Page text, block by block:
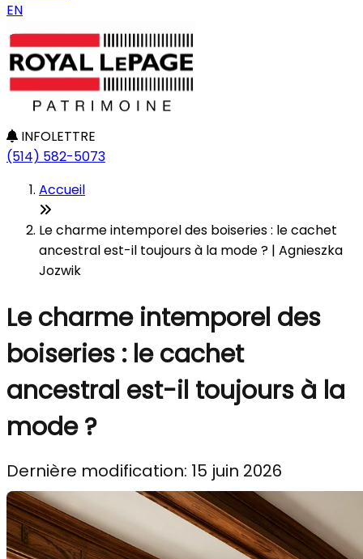
EN
INFOLETTRE
(514) 582-5073
Accueil
Le charme intemporel des boiseries : le cachet
ancestral est-il toujours à la mode ? | Agnieszka
Jozwik
Le charme intemporel des
boiseries : le cachet
ancestral est-il toujours à la
mode ?
Dernière modification: 15 juin 2026